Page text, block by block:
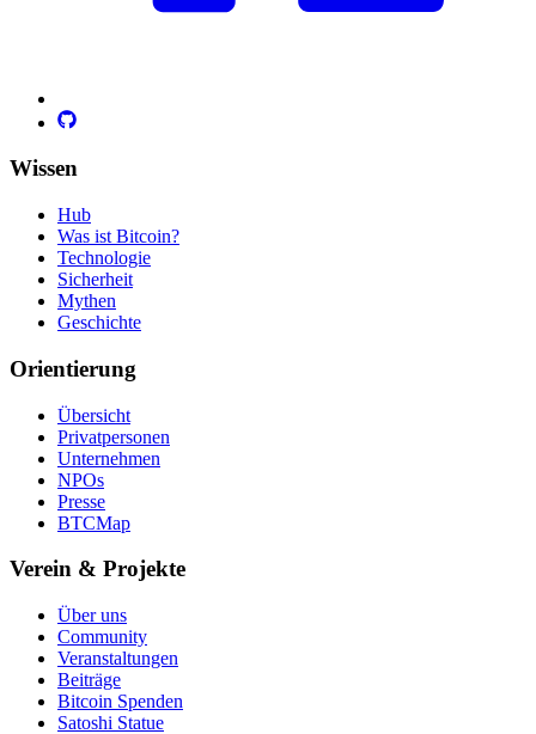
Wissen
Hub
Was ist Bitcoin?
Technologie
Sicherheit
Mythen
Geschichte
Orientierung
Übersicht
Privatpersonen
Unternehmen
NPOs
Presse
BTCMap
Verein & Projekte
Über uns
Community
Veranstaltungen
Beiträge
Bitcoin Spenden
Satoshi Statue